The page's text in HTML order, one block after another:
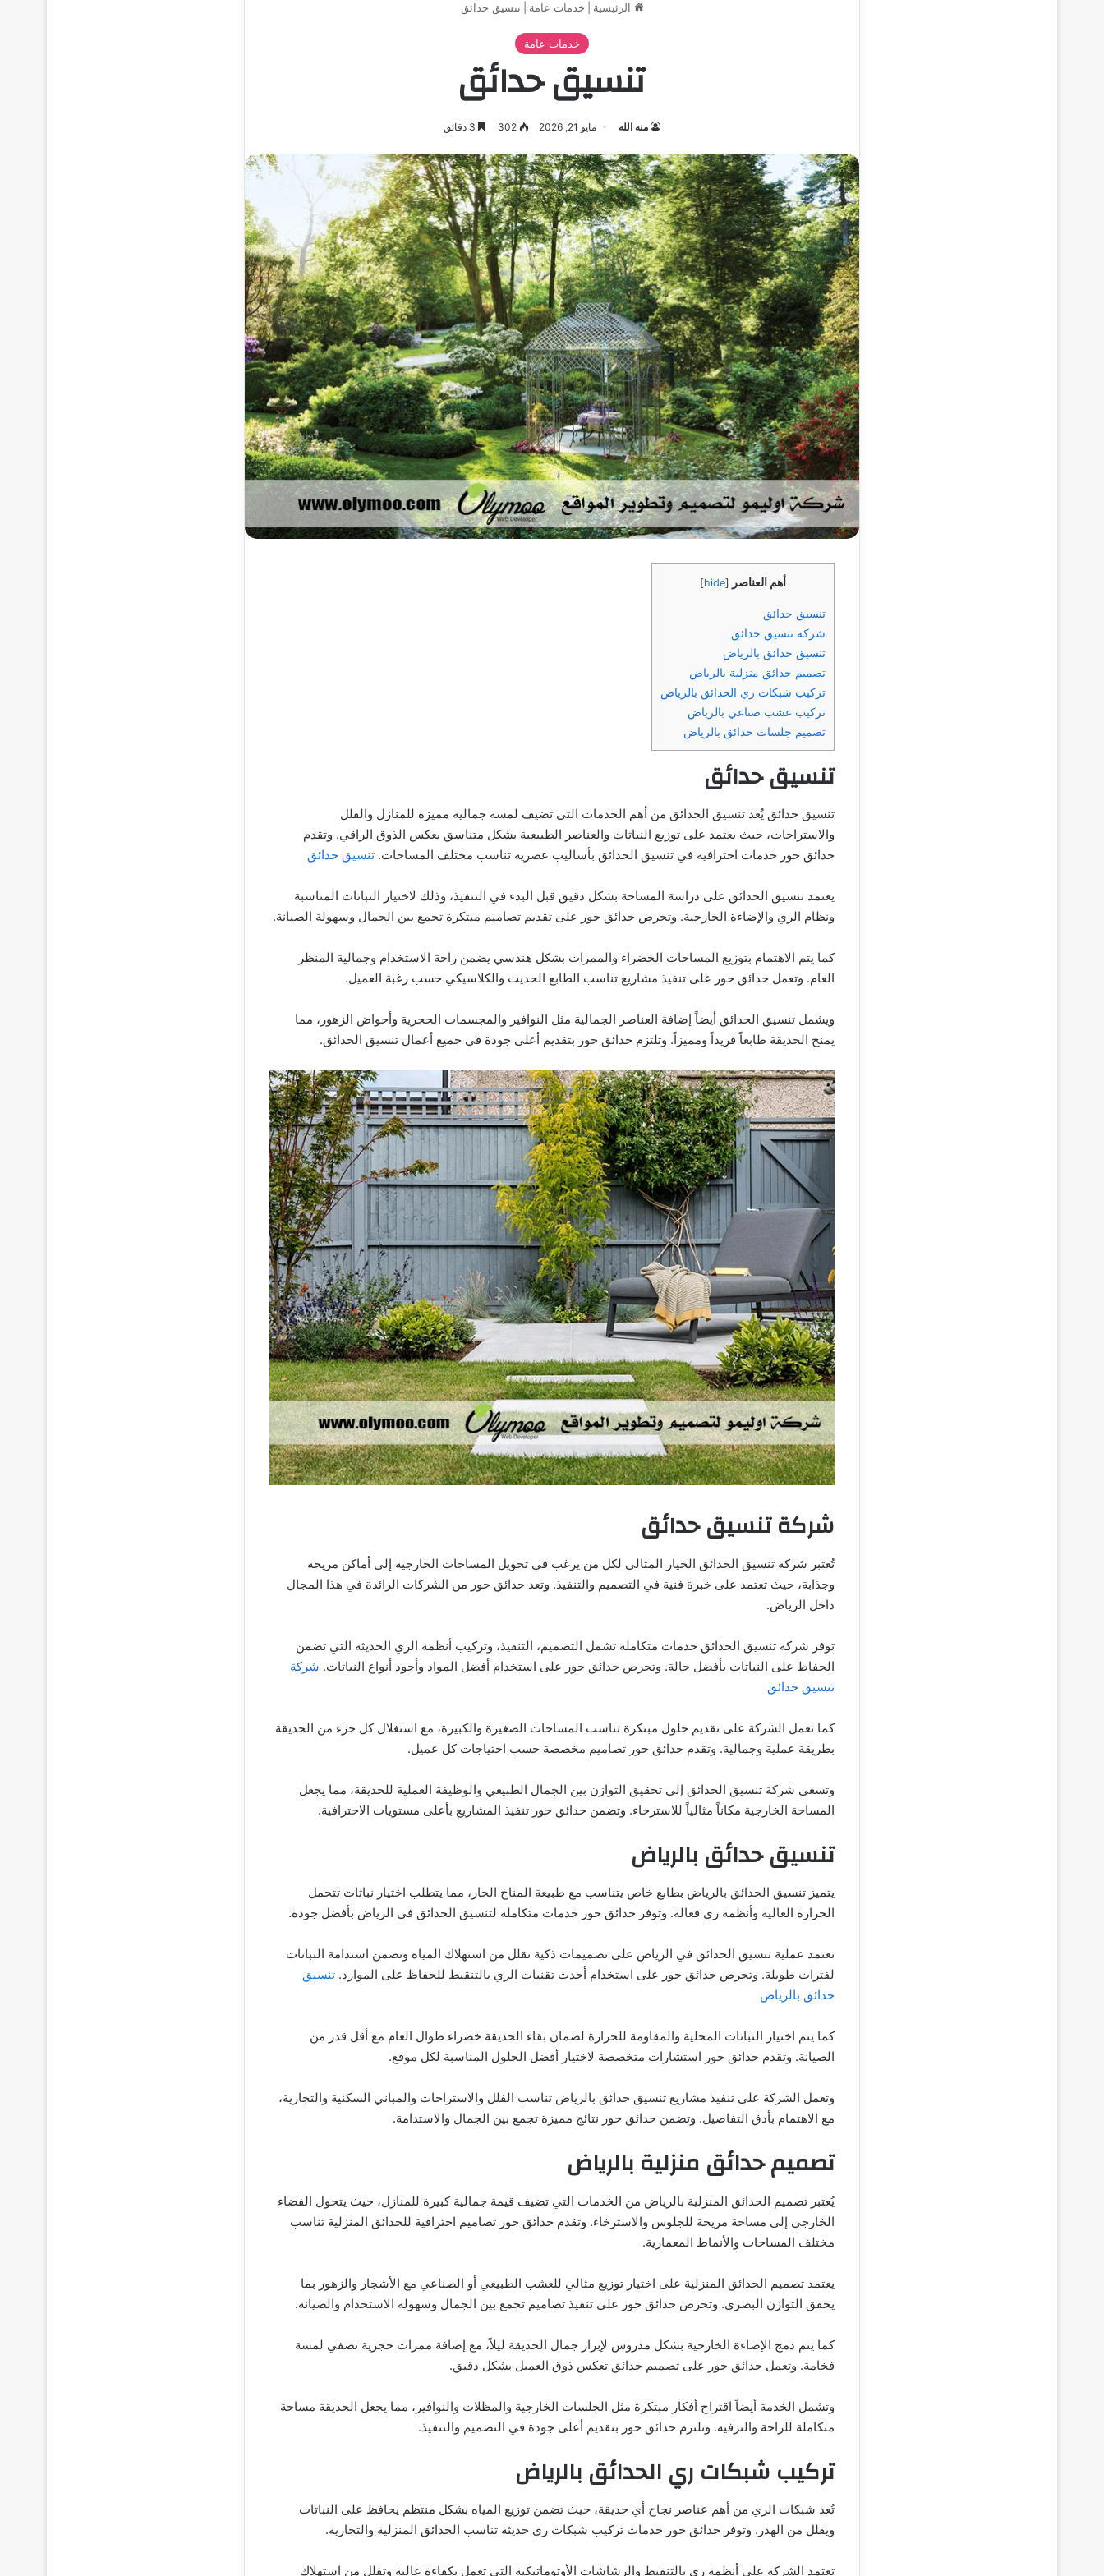
الرئيسية خدمات عامة تنسيق حدائق
خدمات عامة
تنسيق حدائق
منه الله مايو 21, 2026 302
أهم العناصر [
hide
]
تنسيق حدائق
شركة تنسيق حدائق
تنسيق حدائق بالرياض
تصميم حدائق منزلية بالرياض
تركيب شبكات ري الحدائق بالرياض
تركيب عشب صناعي بالرياض
تصميم جلسات حدائق بالرياض
تنسيق حدائق
تنسيق حدائق يُعد تنسيق الحدائق من أهم الخدمات التي تضيف لمسة جمالية مميزة للمنازل والفلل
والاستراحات، حيث يعتمد على توزيع النباتات والعناصر الطبيعية بشكل متناسق يعكس الذوق الراقي. وتقدم
حدائق حور خدمات احترافية في تنسيق الحدائق بأساليب عصرية تناسب مختلف المساحات. تنسيق حدائق
يعتمد تنسيق الحدائق على دراسة المساحة بشكل دقيق قبل البدء في التنفيذ، وذلك لاختيار النباتات المناسبة
ونظام الري والإضاءة الخارجية. وتحرص حدائق حور على تقديم تصاميم مبتكرة تجمع بين الجمال وسهولة الصيانة.
كما يتم الاهتمام بتوزيع المساحات الخضراء والممرات بشكل هندسي يضمن راحة الاستخدام وجمالية المنظر
العام. وتعمل حدائق حور على تنفيذ مشاريع تناسب الطابع الحديث والكلاسيكي حسب رغبة العميل.
ويشمل تنسيق الحدائق أيضاً إضافة العناصر الجمالية مثل النوافير والمجسمات الحجرية وأحواض الزهور، مما
يمنح الحديقة طابعاً فريداً ومميزاً. وتلتزم حدائق حور بتقديم أعلى جودة في جميع أعمال تنسيق الحدائق.
شركة تنسيق حدائق
تُعتبر شركة تنسيق الحدائق الخيار المثالي لكل من يرغب في تحويل المساحات الخارجية إلى أماكن مريحة
وجذابة، حيث تعتمد على خبرة فنية في التصميم والتنفيذ. وتعد حدائق حور من الشركات الرائدة في هذا المجال
داخل الرياض.
توفر شركة تنسيق الحدائق خدمات متكاملة تشمل التصميم، التنفيذ، وتركيب أنظمة الري الحديثة التي تضمن
الحفاظ على النباتات بأفضل حالة. وتحرص حدائق حور على استخدام أفضل المواد وأجود أنواع النباتات. شركة
تنسيق حدائق
كما تعمل الشركة على تقديم حلول مبتكرة تناسب المساحات الصغيرة والكبيرة، مع استغلال كل جزء من الحديقة
بطريقة عملية وجمالية. وتقدم حدائق حور تصاميم مخصصة حسب احتياجات كل عميل.
وتسعى شركة تنسيق الحدائق إلى تحقيق التوازن بين الجمال الطبيعي والوظيفة العملية للحديقة، مما يجعل
المساحة الخارجية مكاناً مثالياً للاسترخاء. وتضمن حدائق حور تنفيذ المشاريع بأعلى مستويات الاحترافية.
تنسيق حدائق بالرياض
يتميز تنسيق الحدائق بالرياض بطابع خاص يتناسب مع طبيعة المناخ الحار، مما يتطلب اختيار نباتات تتحمل
الحرارة العالية وأنظمة ري فعالة. وتوفر حدائق حور خدمات متكاملة لتنسيق الحدائق في الرياض بأفضل جودة.
تعتمد عملية تنسيق الحدائق في الرياض على تصميمات ذكية تقلل من استهلاك المياه وتضمن استدامة النباتات
لفترات طويلة. وتحرص حدائق حور على استخدام أحدث تقنيات الري بالتنقيط للحفاظ على الموارد. تنسيق
حدائق بالرياض
كما يتم اختيار النباتات المحلية والمقاومة للحرارة لضمان بقاء الحديقة خضراء طوال العام مع أقل قدر من
الصيانة. وتقدم حدائق حور استشارات متخصصة لاختيار أفضل الحلول المناسبة لكل موقع.
وتعمل الشركة على تنفيذ مشاريع تنسيق حدائق بالرياض تناسب الفلل والاستراحات والمباني السكنية والتجارية،
مع الاهتمام بأدق التفاصيل. وتضمن حدائق حور نتائج مميزة تجمع بين الجمال والاستدامة.
تصميم حدائق منزلية بالرياض
يُعتبر تصميم الحدائق المنزلية بالرياض من الخدمات التي تضيف قيمة جمالية كبيرة للمنازل، حيث يتحول الفضاء
الخارجي إلى مساحة مريحة للجلوس والاسترخاء. وتقدم حدائق حور تصاميم احترافية للحدائق المنزلية تناسب
مختلف المساحات والأنماط المعمارية.
يعتمد تصميم الحدائق المنزلية على اختيار توزيع مثالي للعشب الطبيعي أو الصناعي مع الأشجار والزهور بما
يحقق التوازن البصري. وتحرص حدائق حور على تنفيذ تصاميم تجمع بين الجمال وسهولة الاستخدام والصيانة.
كما يتم دمج الإضاءة الخارجية بشكل مدروس لإبراز جمال الحديقة ليلاً، مع إضافة ممرات حجرية تضفي لمسة
فخامة. وتعمل حدائق حور على تصميم حدائق تعكس ذوق العميل بشكل دقيق.
وتشمل الخدمة أيضاً اقتراح أفكار مبتكرة مثل الجلسات الخارجية والمظلات والنوافير، مما يجعل الحديقة مساحة
متكاملة للراحة والترفيه. وتلتزم حدائق حور بتقديم أعلى جودة في التصميم والتنفيذ.
تركيب شبكات ري الحدائق بالرياض
تُعد شبكات الري من أهم عناصر نجاح أي حديقة، حيث تضمن توزيع المياه بشكل منتظم يحافظ على النباتات
ويقلل من الهدر. وتوفر حدائق حور خدمات تركيب شبكات ري حديثة تناسب الحدائق المنزلية والتجارية.
تعتمد الشركة على أنظمة ري بالتنقيط والرشاشات الأوتوماتيكية التي تعمل بكفاءة عالية وتقلل من استهلاك